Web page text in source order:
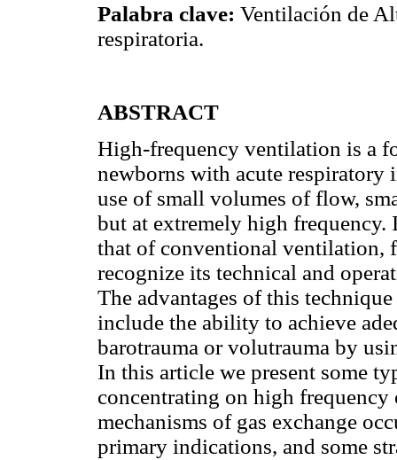
Palabra clave: Ventilación de
respiratoria.
ABSTRACT
High-frequency ventilation is a
newborns with acute respiratory
use of small volumes of flow,
but at extremely high
that of conventional ventilation,
recognize its technical and
The advantages of this
include the ability to achieve
barotrauma or volutrauma by
In this article we present some
concentrating on high
mechanisms of gas exchange
primary indications, and some